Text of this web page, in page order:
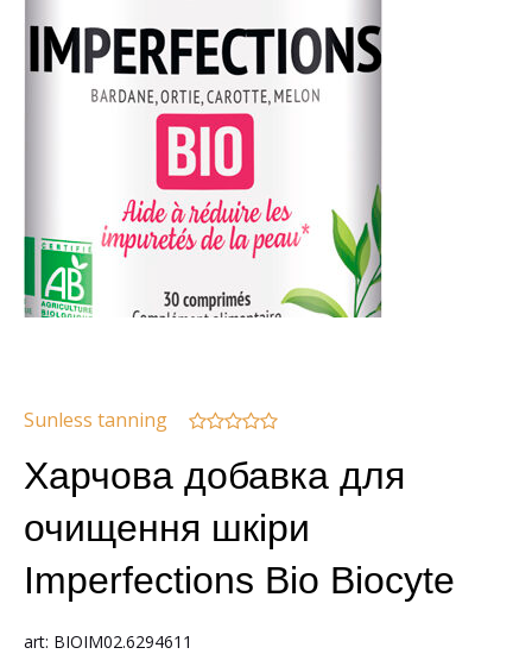
Sunless tanning
Харчова добавка для
очищення шкіри
Imperfections Bio Biocyte
art: BIOIM02.6294611